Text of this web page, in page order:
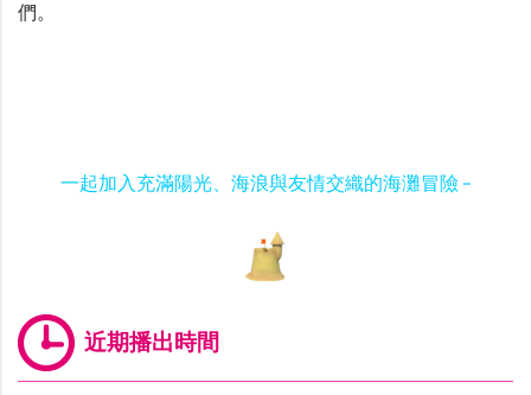
們。
一起加入充滿陽光、海浪與友情交織的海灘冒險 ···
近期播出時間